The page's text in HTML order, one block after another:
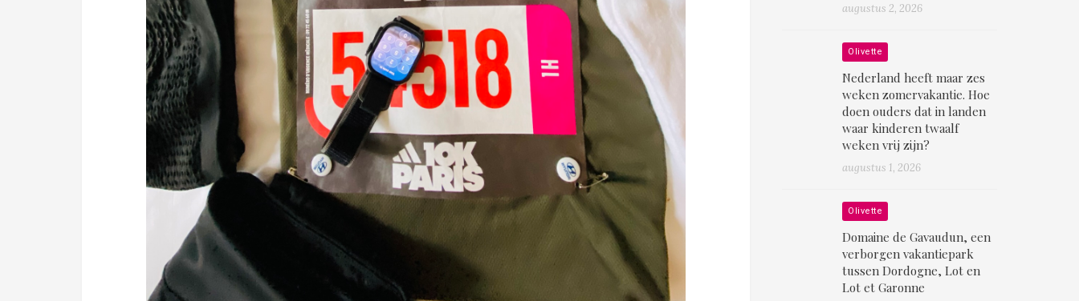
augustus 2, 2026
Olivette
Nederland heeft maar zes
weken zomervakantie. Hoe
doen ouders dat in landen
waar kinderen twaalf
weken vrij zijn?
augustus 1, 2026
Olivette
Domaine de Gavaudun, een
verborgen vakantiepark
tussen Dordogne, Lot en
Lot et Garonne